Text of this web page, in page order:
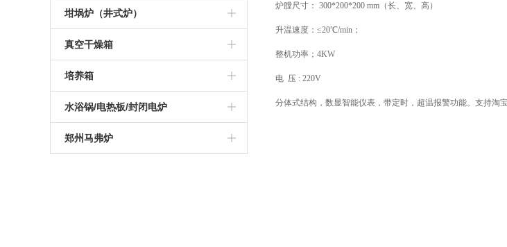
硅碳棒马弗炉
硅钼棒马弗炉
智能一体马弗炉
硅碳棒高温炉
可编程高温炉
实验室高温炉
高温保温箱式炉
硅碳棒箱式电阻炉
可编程箱式电阻炉
实验室箱式电阻炉
1000度箱式电阻炉
1000度陶瓷纤维马弗炉
1200度陶瓷纤维马弗炉
1400度陶瓷纤维马弗炉
1600度陶瓷纤维马弗炉
1700度陶瓷纤维马弗炉
石油灰分测定仪
恒温干燥箱
箱式气氛炉
真空气氛炉
箱式真空气氛炉
高温箱式真空气氛炉
高温管式炉
真空管式炉
气氛管式炉
管式实验炉
实验室管式炉
坩埚炉（井式炉）
坩埚电阻炉
真空井式炉
电加热坩埚炉
真空干燥箱
真空烘箱
培养箱
电热恒温干燥培养箱
恒温培养箱
水浴锅/电热板/封闭电炉
电热板
郑州马弗炉
炉膛尺寸： 300*200*200 mm （长、宽、高）
升温速度：≤20℃/min；
整机功率； 4KW
电 压 : 220V
分体式结构，数显智能仪表，带定时，超温报警功能。支持淘宝